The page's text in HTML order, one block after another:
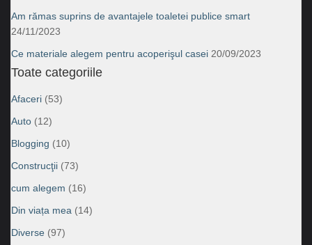
Am rămas suprins de avantajele toaletei publice smart
24/11/2023
Ce materiale alegem pentru acoperişul casei 20/09/2023
Toate categoriile
Afaceri (53)
Auto (12)
Blogging (10)
Construcţii (73)
cum alegem (16)
Din viața mea (14)
Diverse (97)